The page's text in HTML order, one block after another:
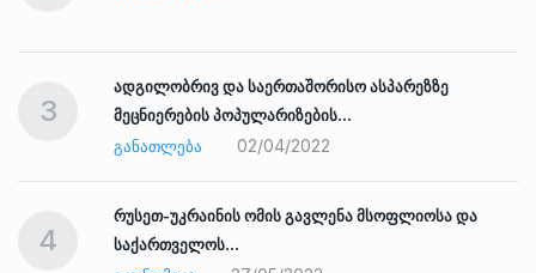
3
ადგილობრივ და საერთაშორისო ასპარეზზე
მეცნიერების პოპულარიზების…
ᲒᲐᲜᲐᲗᲚᲔᲑᲐ
02/04/2022
4
რუსეთ-უკრაინის ომის გავლენა მსოფლიოსა და
საქართველოს…